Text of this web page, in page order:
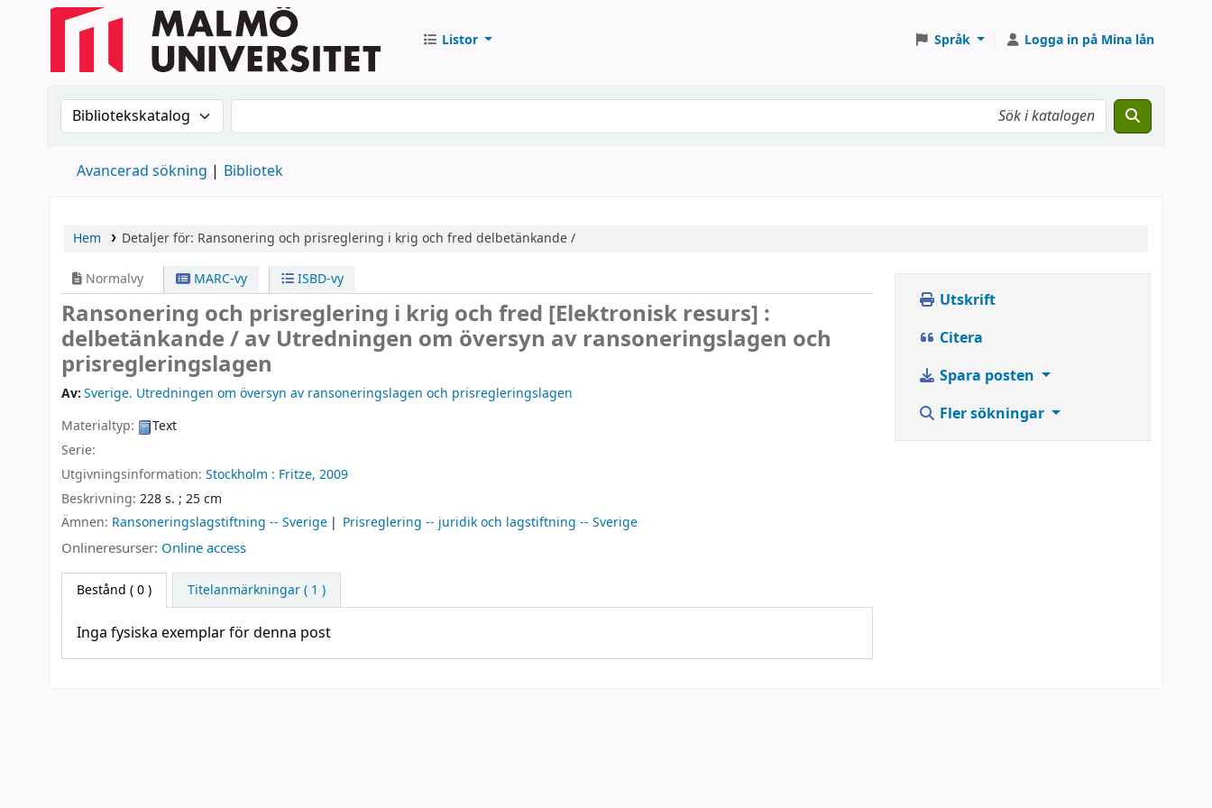
Listor Språk Logga in på Mina lån
Sök i katalogen efter:Sök i katalogen
Avancerad sökning Bibliotek
Hem Detaljer för: Ransonering och prisreglering i krig och fred delbetänkande /
Normalvy MARC-vy ISBD-vy
Ransonering och prisreglering i krig och fred [Elektronisk resurs] :
delbetänkande /av Utredningen om översyn av ransoneringslagen och
prisregleringslagen
Av:Sverige. Utredningen om översyn av ransoneringslagen och prisregleringslagen
Materialtyp:
Text
Serie:
Utgivningsinformation: Stockholm : Fritze, 2009
Beskrivning: 228 s. ; 25 cm
Ämnen: Ransoneringslagstiftning -- Sverige Prisreglering -- juridik och lagstiftning -- Sverige
Onlineresurser: Online access
Bestånd ( 0 ) Titelanmärkningar ( 1 )
Inga fysiska exemplar för denna post
Utskrift
Citera
Spara posten
Fler sökningar